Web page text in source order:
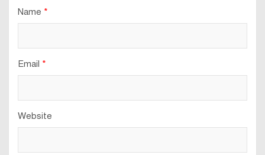
Name *
Email *
Website